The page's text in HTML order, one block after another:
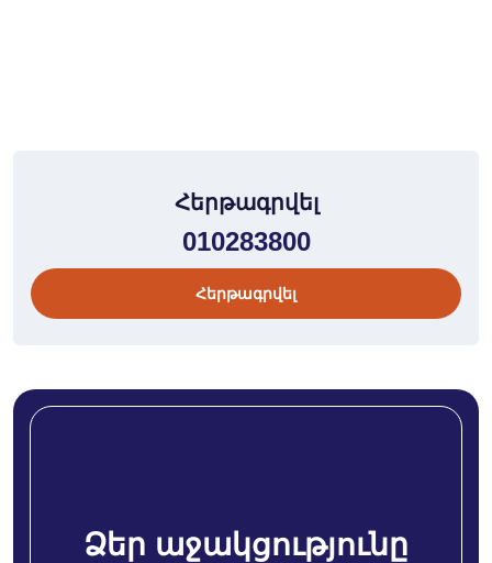
Հերթագրվել
010283800
Հերթագրվել
Ձեր աջակցությունը